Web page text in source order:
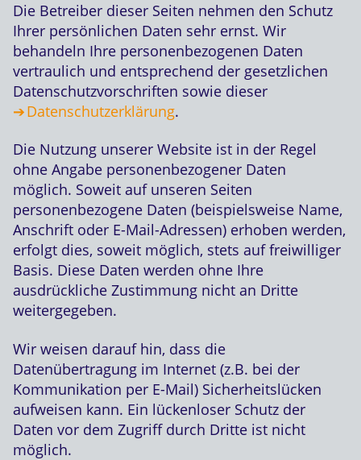
Die Betreiber dieser Seiten nehmen den Schutz
Ihrer persönlichen Daten sehr ernst. Wir
behandeln Ihre personenbezogenen Daten
vertraulich und entsprechend der gesetzlichen
Datenschutzvorschriften sowie dieser
Datenschutzerklärung.
Die Nutzung unserer Website ist in der Regel
ohne Angabe personenbezogener Daten
möglich. Soweit auf unseren Seiten
personenbezogene Daten (beispielsweise Name,
Anschrift oder E-Mail-Adressen) erhoben werden,
erfolgt dies, soweit möglich, stets auf freiwilliger
Basis. Diese Daten werden ohne Ihre
ausdrückliche Zustimmung nicht an Dritte
weitergegeben.
Wir weisen darauf hin, dass die
Datenübertragung im Internet (z.B. bei der
Kommunikation per E-Mail) Sicherheitslücken
aufweisen kann. Ein lückenloser Schutz der
Daten vor dem Zugriff durch Dritte ist nicht
möglich.